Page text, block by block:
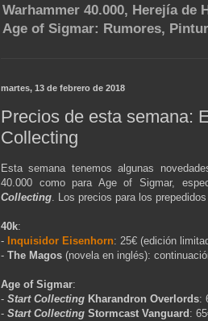
Warhammer 40.000, Herejía de
Age of Sigmar: Rumores,
martes, 13 de febrero de 2018
Precios de esta semana:
Collecting
Esta semana tenemos algunas
40.000 como para Age of Sigmar,
Collecting. Los precios para los
40k:
- Inquisidor Eisenhorn: 25€ (edición
- The Magos (novela en inglés):
Age of Sigmar:
- Start Collecting Kharandron Overlords:
- Start Collecting Stormcast Vanguard :